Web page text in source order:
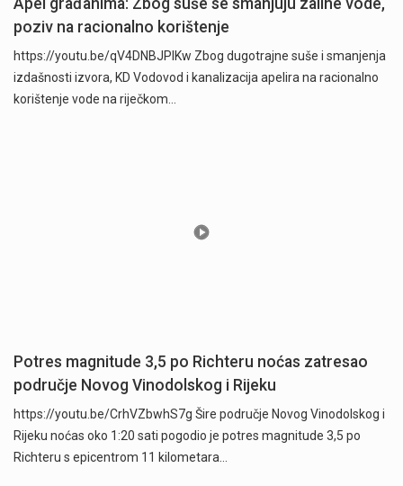
poziv na racionalno korištenje
https://youtu.be/qV4DNBJPlKw Zbog dugotrajne suše i smanjenja
izdašnosti izvora, KD Vodovod i kanalizacija apelira na racionalno
korištenje vode na riječkom…
Potres magnitude 3,5 po Richteru noćas zatresao
područje Novog Vinodolskog i Rijeku
https://youtu.be/CrhVZbwhS7g Šire područje Novog Vinodolskog i
Rijeku noćas oko 1:20 sati pogodio je potres magnitude 3,5 po
Richteru s epicentrom 11 kilometara…